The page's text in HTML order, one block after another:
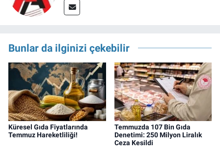
Bunlar da ilginizi çekebilir
Küresel Gıda Fiyatlarında
Temmuz Hareketliliği!
Temmuzda 107 Bin Gıda
Denetimi: 250 Milyon Liralık
Ceza Kesildi